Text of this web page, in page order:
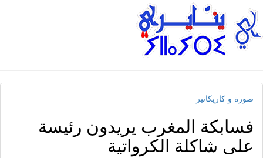
صورة و كاريكاتير
فسابكة المغرب يريدون رئيسة
على شاكلة الكرواتية